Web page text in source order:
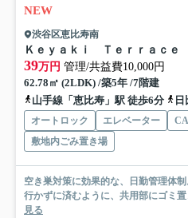
NEW
渋谷区恵比寿南
Ｋｅｙａｋｉ Ｔｅｒｒａｃｅ
39万円 管理/共益費10,000円
62.78㎡ (2LDK) /築5年 /7階建
山手線「恵比寿」駅 徒歩6分
オートロック エレベーター
敷地内ごみ置き場
空き巣対策に効果的な、日勤管理体
行かずに済むように、共用部にゴミ
見る